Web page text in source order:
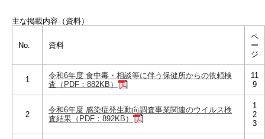
主な掲載内容（資料）
No. 資料
ペ
ー
ジ
1
令和6年度 食中毒・相談等に伴う保健所からの依頼検
査（PDF：882KB）
11
9
2
令和6年度 感染症発生動向調査事業関連のウイルス検
査結果（PDF：892KB）
1
2
3